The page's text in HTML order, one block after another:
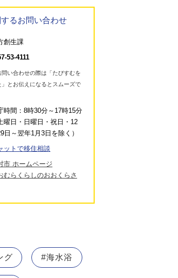
るお問い合わせ
創生課
53-4111
い合わせの際は「たびすむを
」とお伝えになるとスムーズで
時間：8時30分～17時15分
曜日・日曜日・祝日・12
日～翌年1月3日を除く）
ットで移住相談
市 ホームページ
むらくらしのおおくらさ
グ #海水浴